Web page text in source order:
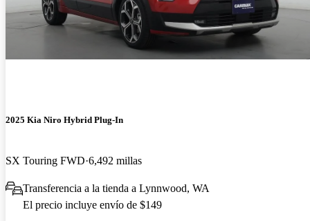
2025 Kia Niro Hybrid Plug-In
SX Touring FWD 6,492 millas
Transferencia a la tienda a Lynnwood, WA
El precio incluye envío de $149